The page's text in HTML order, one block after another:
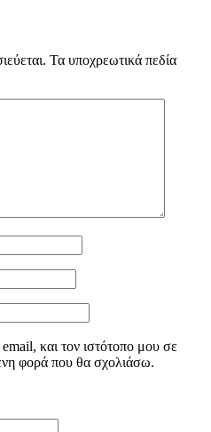
Τα υποχρεωτικά πεδία
και τον ιστότοπο μου σε
φορά που θα σχολιάσω.